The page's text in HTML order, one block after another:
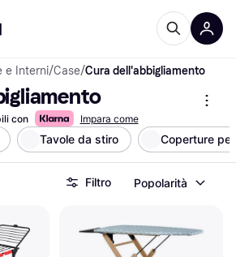
e Interni/Case/Cura dell'abbigliamento
con Impara come
Tavole da stiro Coperture
Filtro Popolarità